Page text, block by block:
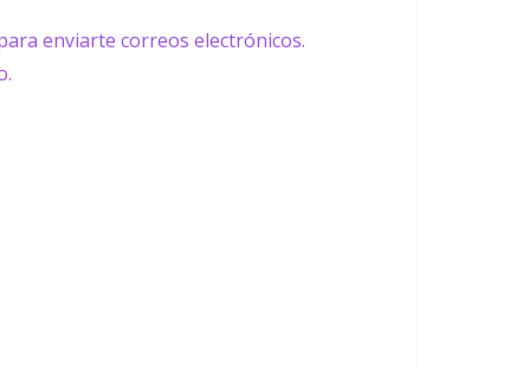
enviarte correos electrónicos.